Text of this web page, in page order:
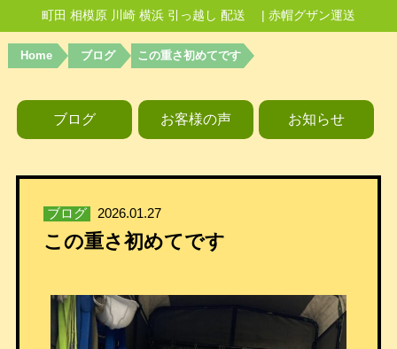
町田 相模原 川崎 横浜 引っ越し 配送 | 赤帽グザン運送
Home ブログ この重さ初めてです
ブログ お客様の声 お知らせ
ブログ 2026.01.27
この重さ初めてです